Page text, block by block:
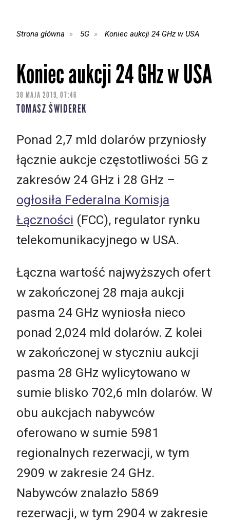
Strona główna 5G Koniec aukcji 24 GHz w USA
Koniec aukcji 24 GHz w USA
30 MAJA 2019, 07:46
TOMASZ ŚWIDEREK
Ponad 2,7 mld dolarów przyniosły
łącznie aukcje częstotliwości 5G z
zakresów 24 GHz i 28 GHz –
ogłosiła Federalna Komisja
Łączności (FCC), regulator rynku
telekomunikacyjnego w USA.
Łączna wartość najwyższych ofert
w zakończonej 28 maja aukcji
pasma 24 GHz wyniosła nieco
ponad 2,024 mld dolarów. Z kolei
w zakończonej w styczniu aukcji
pasma 28 GHz wylicytowano w
sumie blisko 702,6 mln dolarów. W
obu aukcjach nabywców
oferowano w sumie 5981
regionalnych rezerwacji, w tym
2909 w zakresie 24 GHz.
Nabywców znalazło 5869
rezerwacji, w tym 2904 w zakresie